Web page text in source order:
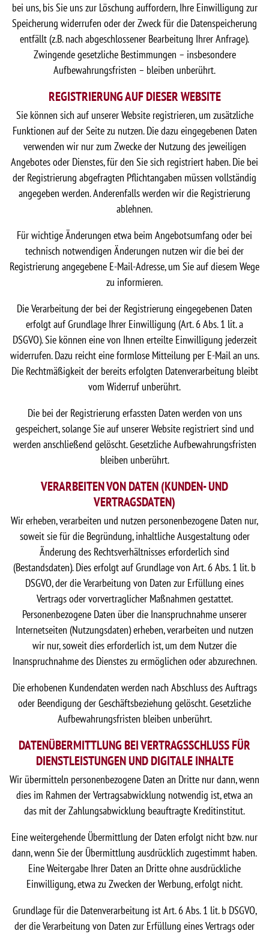
bei uns, bis Sie uns zur Löschung auffordern, Ihre Einwilligung zur
Speicherung widerrufen oder der Zweck für die Datenspeicherung
entfällt (z.B. nach abgeschlossener Bearbeitung Ihrer Anfrage).
Zwingende gesetzliche Bestimmungen – insbesondere
Aufbewahrungsfristen – bleiben unberührt.
REGISTRIERUNG AUF DIESER WEBSITE
Sie können sich auf unserer Website registrieren, um zusätzliche
Funktionen auf der Seite zu nutzen. Die dazu eingegebenen Daten
verwenden wir nur zum Zwecke der Nutzung des jeweiligen
Angebotes oder Dienstes, für den Sie sich registriert haben. Die bei
der Registrierung abgefragten Pflichtangaben müssen vollständig
angegeben werden. Anderenfalls werden wir die Registrierung
ablehnen.
Für wichtige Änderungen etwa beim Angebotsumfang oder bei
technisch notwendigen Änderungen nutzen wir die bei der
Registrierung angegebene E-Mail-Adresse, um Sie auf diesem Wege
zu informieren.
Die Verarbeitung der bei der Registrierung eingegebenen Daten
erfolgt auf Grundlage Ihrer Einwilligung (Art. 6 Abs. 1 lit. a
DSGVO). Sie können eine von Ihnen erteilte Einwilligung jederzeit
widerrufen. Dazu reicht eine formlose Mitteilung per E-Mail an uns.
Die Rechtmäßigkeit der bereits erfolgten Datenverarbeitung bleibt
vom Widerruf unberührt.
Die bei der Registrierung erfassten Daten werden von uns
gespeichert, solange Sie auf unserer Website registriert sind und
werden anschließend gelöscht. Gesetzliche Aufbewahrungsfristen
bleiben unberührt.
VERARBEITEN VON DATEN (KUNDEN- UND
VERTRAGSDATEN)
Wir erheben, verarbeiten und nutzen personenbezogene Daten nur,
soweit sie für die Begründung, inhaltliche Ausgestaltung oder
Änderung des Rechtsverhältnisses erforderlich sind
(Bestandsdaten). Dies erfolgt auf Grundlage von Art. 6 Abs. 1 lit. b
DSGVO, der die Verarbeitung von Daten zur Erfüllung eines
Vertrags oder vorvertraglicher Maßnahmen gestattet.
Personenbezogene Daten über die Inanspruchnahme unserer
Internetseiten (Nutzungsdaten) erheben, verarbeiten und nutzen
wir nur, soweit dies erforderlich ist, um dem Nutzer die
Inanspruchnahme des Dienstes zu ermöglichen oder abzurechnen.
Die erhobenen Kundendaten werden nach Abschluss des Auftrags
oder Beendigung der Geschäftsbeziehung gelöscht. Gesetzliche
Aufbewahrungsfristen bleiben unberührt.
DATENÜBERMITTLUNG BEI VERTRAGSSCHLUSS FÜR
DIENSTLEISTUNGEN UND DIGITALE INHALTE
Wir übermitteln personenbezogene Daten an Dritte nur dann, wenn
dies im Rahmen der Vertragsabwicklung notwendig ist, etwa an
das mit der Zahlungsabwicklung beauftragte Kreditinstitut.
Eine weitergehende Übermittlung der Daten erfolgt nicht bzw. nur
dann, wenn Sie der Übermittlung ausdrücklich zugestimmt haben.
Eine Weitergabe Ihrer Daten an Dritte ohne ausdrückliche
Einwilligung, etwa zu Zwecken der Werbung, erfolgt nicht.
Grundlage für die Datenverarbeitung ist Art. 6 Abs. 1 lit. b DSGVO,
der die Verarbeitung von Daten zur Erfüllung eines Vertrags oder